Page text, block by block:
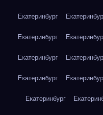
Екатеринбург
Екатеринбург
Екатеринбург
Екатеринбург
Екатеринбург